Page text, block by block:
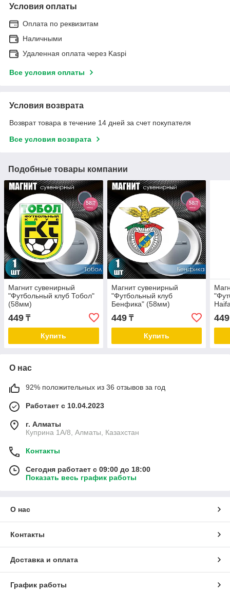
Условия оплаты
Оплата по реквизитам
Наличными
Удаленная оплата через Kaspi
Все условия оплаты
Условия возврата
Возврат товара в течение 14 дней за счет покупателя
Все условия возврата
Подобные товары компании
Магнит сувенирный
"Футбольный клуб Тобол"
(58мм)
449 ₸
Купить
Магнит сувенирный
"Футбольный клуб
Бенфика" (58мм)
449₸
Купить
449
О нас
92% положительных из 36 отзывов за год
Работает с 10.04.2023
г. Алматы
Куприна 1A/8, Алматы, Казахстан
Контакты
Сегодня работает с 09:00 до 18:00
Показать весь график работы
О нас
Контакты
Доставка и оплата
График работы